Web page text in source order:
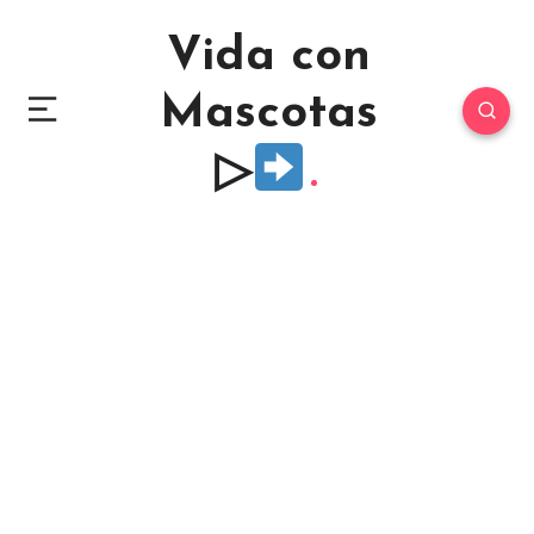
Vida con
Mascotas
▷